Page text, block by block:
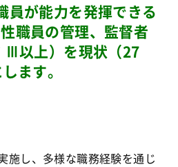
員が能力を発揮できる
職員の管理、監督者
Ⅲ以上）を現状（27
ます。
施し、多様な職務経験を通じ